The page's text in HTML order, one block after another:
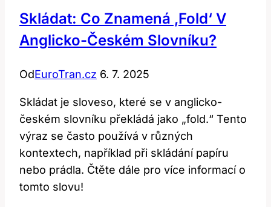
Skládat: Co Znamená ‚fold‘ V
Anglicko-Českém Slovníku?
OdEuroTran.cz 6. 7. 2025
Skládat je sloveso, které se v anglicko-
českém slovníku překládá jako „fold.“ Tento
výraz se často používá v různých
kontextech, například při skládání papíru
nebo prádla. Čtěte dále pro více informací o
tomto slovu!